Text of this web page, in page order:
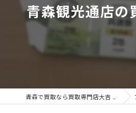
青森観光通店の